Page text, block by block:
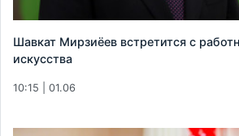
Шавкат Мирзиёев встретится с
искусства
10:15 | 01.06